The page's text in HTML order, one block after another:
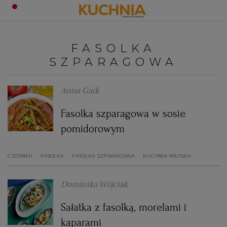
ŚNIADANIA
KOLACJE
DESERY
ZUPY
CIASTA
OKAZJE
BOŻE NARODZENIE
KARNAWAŁ
WIELKANOC
WALENTYNKI
KUCHNIA WŁOSKA
KUCHNIA BRYTYJSKA
KUCHNIA AFRYKAŃSKA
KUCHNIA JAPOŃSKA
DANIA SEZONOWE
PORADY
SZKOŁA GOTOWANIA
PORADY
ZDROWA DIETA
DIETA
DO POCZYTANIA
Zaloguj się
FASOLKA
SZPARAGOWA
Anna Gaik
Fasolka szparagowa w sosie
pomidorowym
CZOSNEK FASOLKA FASOLKA SZPARAGOWA KUCHNIA WŁOSKA
Dominika Wójciak
Sałatka z fasolką, morelami i
kaparami